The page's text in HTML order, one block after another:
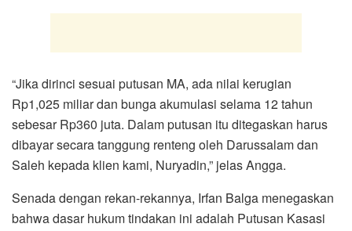
“Jika dirinci sesuai putusan MA, ada nilai kerugian
Rp1,025 miliar dan bunga akumulasi selama 12 tahun
sebesar Rp360 juta. Dalam putusan itu ditegaskan harus
dibayar secara tanggung renteng oleh Darussalam dan
Saleh kepada klien kami, Nuryadin,” jelas Angga.
Senada dengan rekan-rekannya, Irfan Balga menegaskan
bahwa dasar hukum tindakan ini adalah Putusan Kasasi